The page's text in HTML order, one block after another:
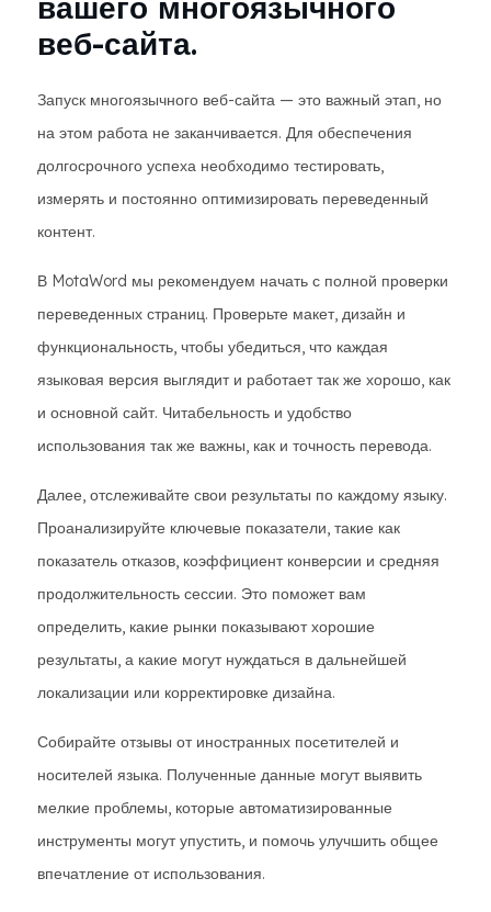
веб-сайта.
Запуск многоязычного веб-сайта — это важный этап, но
на этом работа не заканчивается. Для обеспечения
долгосрочного успеха необходимо тестировать,
измерять и постоянно оптимизировать переведенный
контент.
В MotaWord мы рекомендуем начать с полной проверки
переведенных страниц. Проверьте макет, дизайн и
функциональность, чтобы убедиться, что каждая
языковая версия выглядит и работает так же хорошо, как
и основной сайт. Читабельность и удобство
использования так же важны, как и точность перевода.
Далее, отслеживайте свои результаты по каждому языку.
Проанализируйте ключевые показатели, такие как
показатель отказов, коэффициент конверсии и средняя
продолжительность сессии. Это поможет вам
определить, какие рынки показывают хорошие
результаты, а какие могут нуждаться в дальнейшей
локализации или корректировке дизайна.
Собирайте отзывы от иностранных посетителей и
носителей языка. Полученные данные могут выявить
мелкие проблемы, которые автоматизированные
инструменты могут упустить, и помочь улучшить общее
впечатление от использования.